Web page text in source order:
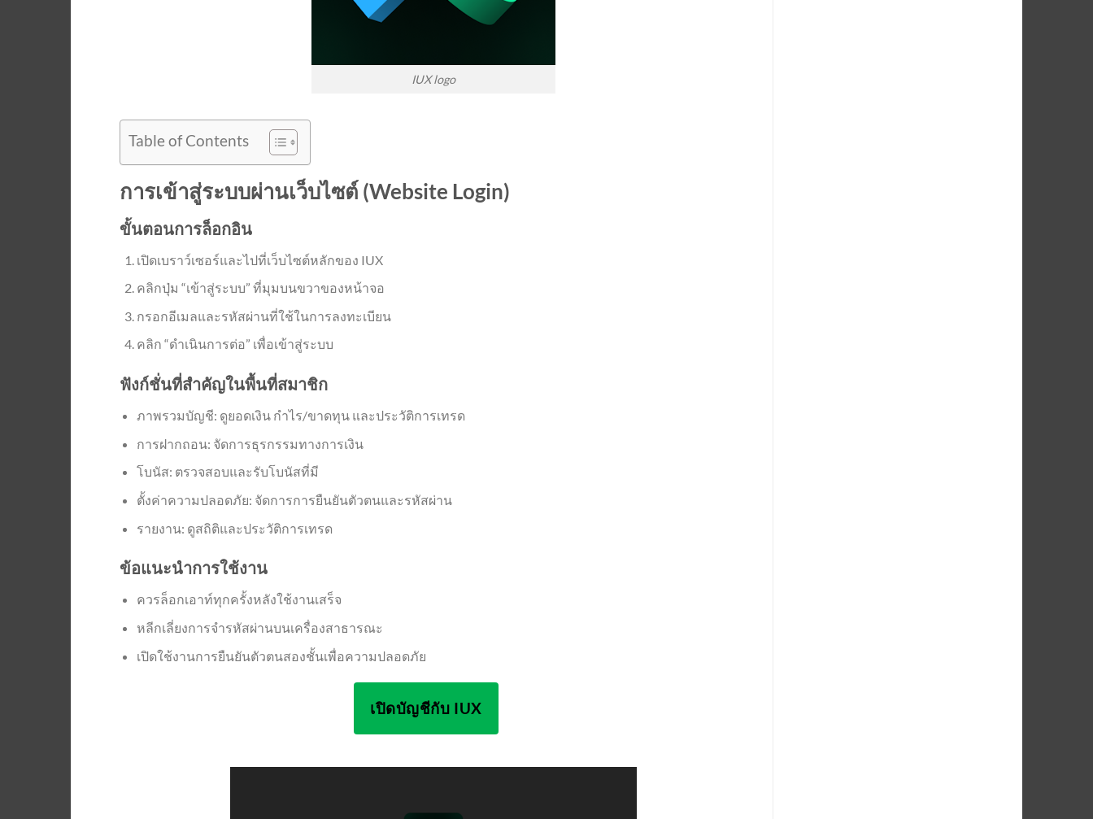
IUX logo
Table of Contents
การเข้าสู่ระบบผ่านเว็บไซต์ (Website Login)
ขั้นตอนการล็อกอิน
เปิดเบราว์เซอร์และไปที่เว็บไซต์หลักของ IUX
คลิกปุ่ม “เข้าสู่ระบบ” ที่มุมบนขวาของหน้าจอ
กรอกอีเมลและรหัสผ่านที่ใช้ในการลงทะเบียน
คลิก “ดำเนินการต่อ” เพื่อเข้าสู่ระบบ
ฟังก์ชั่นที่สำคัญในพื้นที่สมาชิก
ภาพรวมบัญชี: ดูยอดเงิน กำไร/ขาดทุน และประวัติการเทรด
การฝากถอน: จัดการธุรกรรมทางการเงิน
โบนัส: ตรวจสอบและรับโบนัสที่มี
ตั้งค่าความปลอดภัย: จัดการการยืนยันตัวตนและรหัสผ่าน
รายงาน: ดูสถิติและประวัติการเทรด
ข้อแนะนำการใช้งาน
ควรล็อกเอาท์ทุกครั้งหลังใช้งานเสร็จ
หลีกเลี่ยงการจำรหัสผ่านบนเครื่องสาธารณะ
เปิดใช้งานการยืนยันตัวตนสองชั้นเพื่อความปลอดภัย
เปิดบัญชีกับ IUX